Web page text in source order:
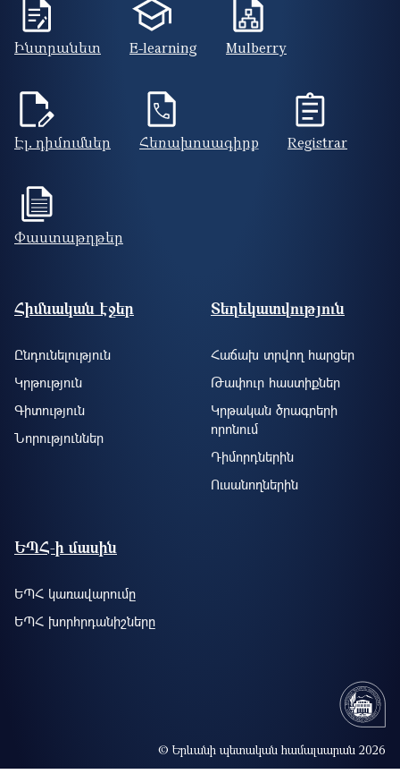
Ինտրանետ E-learning Mulberry
Էլ. դիմումներ Հեռախոսագիրք Registrar
Փաստաթղթեր
Footer site information
Հիմնական էջեր
Ընդունելություն
Կրթություն
Գիտություն
Նորություններ
Տեղեկատվություն
Հաճախ տրվող հարցեր
Թափուր հաստիքներ
Կրթական ծրագրերի
որոնում
Դիմորդներին
Ուսանողներին
ԵՊՀ-ի մասին
ԵՊՀ կառավարումը
ԵՊՀ խորհրդանիշները
© Երևանի պետական համալսարան 2026